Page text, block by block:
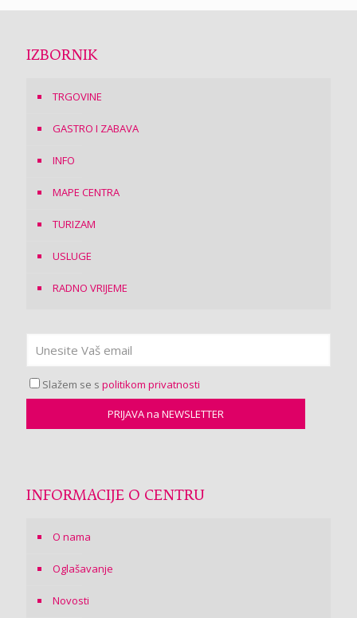
IZBORNIK
TRGOVINE
GASTRO I ZABAVA
INFO
MAPE CENTRA
TURIZAM
USLUGE
RADNO VRIJEME
Slažem se s politikom privatnosti
INFORMACIJE O CENTRU
O nama
Oglašavanje
Novosti